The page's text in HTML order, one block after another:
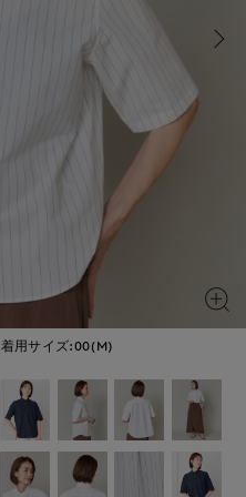
着用サイズ:00(M)